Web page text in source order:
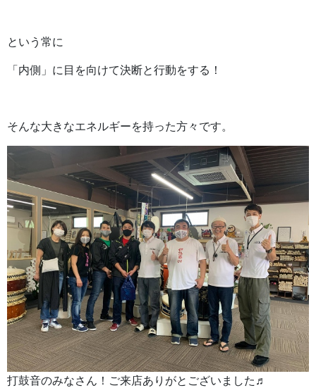
という常に
「内側」に目を向けて決断と行動をする！
そんな大きなエネルギーを持った方々です。
打鼓音のみなさん！ご来店ありがとございました♬